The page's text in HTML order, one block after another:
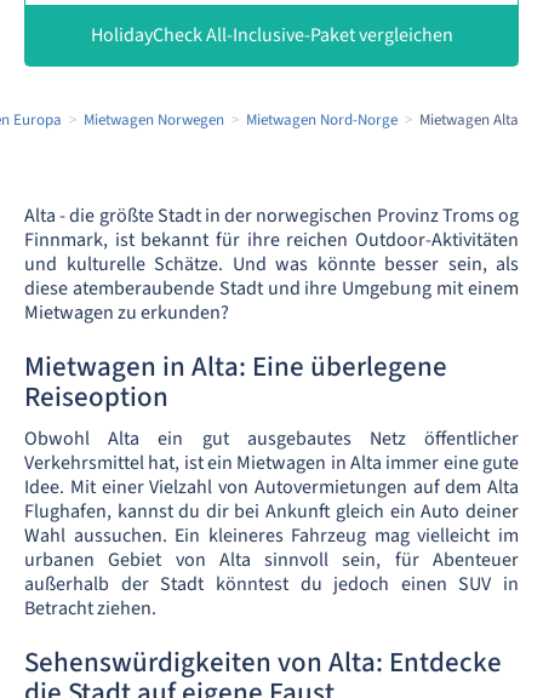
HolidayCheck All-Inclusive-Paket vergleichen
Europa Mietwagen Norwegen Mietwagen Nord-Norge Mietwagen Alta
Alta - die größte Stadt in der norwegischen Provinz Troms og
Finnmark, ist bekannt für ihre reichen Outdoor-Aktivitäten
und kulturelle Schätze. Und was könnte besser sein, als
diese atemberaubende Stadt und ihre Umgebung mit einem
Mietwagen zu erkunden?
Mietwagen in Alta: Eine überlegene
Reiseoption
Obwohl Alta ein gut ausgebautes Netz öffentlicher
Verkehrsmittel hat, ist ein Mietwagen in Alta immer eine gute
Idee. Mit einer Vielzahl von Autovermietungen auf dem Alta
Flughafen, kannst du dir bei Ankunft gleich ein Auto deiner
Wahl aussuchen. Ein kleineres Fahrzeug mag vielleicht im
urbanen Gebiet von Alta sinnvoll sein, für Abenteuer
außerhalb der Stadt könntest du jedoch einen SUV in
Betracht ziehen.
Sehenswürdigkeiten von Alta: Entdecke